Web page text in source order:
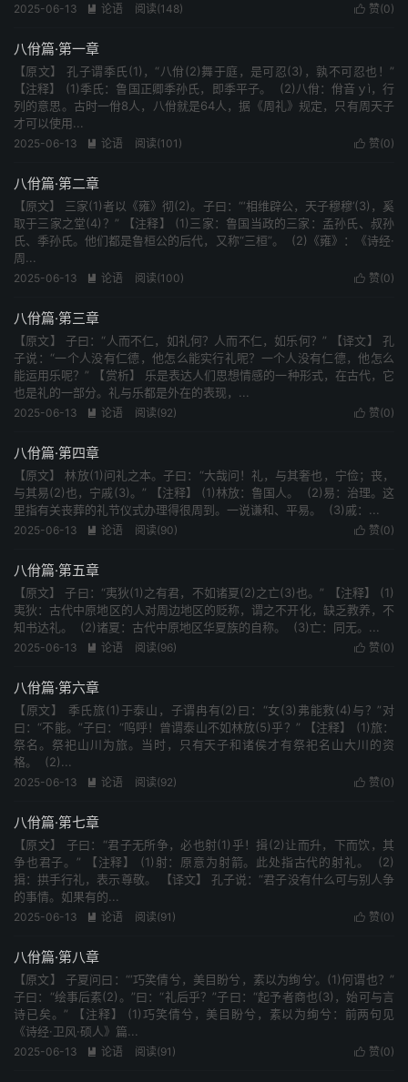
 赞(0)
2025-06-13  论语 阅读(148)
八佾篇·第一章
【原文】 孔子谓季氏(1)，“八佾(2)舞于庭，是可忍(3)，孰不可忍也！”
【注释】 (1)季氏：鲁国正卿季孙氏，即季平子。 (2)八佾：佾音ｙì，行
列的意思。古时一佾8人，八佾就是64人，据《周礼》规定，只有周天子
才可以使用...
 赞(0)
2025-06-13  论语 阅读(101)
八佾篇·第二章
【原文】 三家(1)者以《雍》彻(2)。子曰：“‘相维辟公，天子穆穆’(3)，奚
取于三家之堂(4)？” 【注释】 (1)三家：鲁国当政的三家：孟孙氏、叔孙
氏、季孙氏。他们都是鲁桓公的后代，又称“三桓”。 (2)《雍》：《诗经·
周...
 赞(0)
2025-06-13  论语 阅读(100)
八佾篇·第三章
【原文】 子曰：“人而不仁，如礼何？人而不仁，如乐何？” 【译文】 孔
子说：“一个人没有仁德，他怎么能实行礼呢？一个人没有仁德，他怎么
能运用乐呢？” 【赏析】 乐是表达人们思想情感的一种形式，在古代，它
也是礼的一部分。礼与乐都是外在的表现，...
 赞(0)
2025-06-13  论语 阅读(92)
八佾篇·第四章
【原文】 林放(1)问礼之本。子曰：“大哉问！礼，与其奢也，宁俭；丧，
与其易(2)也，宁戚(3)。” 【注释】 (1)林放：鲁国人。 (2)易：治理。这
里指有关丧葬的礼节仪式办理得很周到。一说谦和、平易。 (3)戚：...
 赞(0)
2025-06-13  论语 阅读(90)
八佾篇·第五章
【原文】 子曰：“夷狄(1)之有君，不如诸夏(2)之亡(3)也。” 【注释】 (1)
夷狄：古代中原地区的人对周边地区的贬称，谓之不开化，缺乏教养，不
知书达礼。 (2)诸夏：古代中原地区华夏族的自称。 (3)亡：同无。...
 赞(0)
2025-06-13  论语 阅读(96)
八佾篇·第六章
【原文】 季氏旅(1)于泰山，子谓冉有(2)曰：“女(3)弗能救(4)与？”对
曰：“不能。”子曰：“呜呼！曾谓泰山不如林放(5)乎？” 【注释】 (1)旅：
祭名。祭祀山川为旅。当时，只有天子和诸侯才有祭祀名山大川的资
格。 (2)...
 赞(0)
2025-06-13  论语 阅读(92)
八佾篇·第七章
【原文】 子曰：“君子无所争，必也射(1)乎！揖(2)让而升，下而饮，其
争也君子。” 【注释】 (1)射：原意为射箭。此处指古代的射礼。 (2)
揖：拱手行礼，表示尊敬。 【译文】 孔子说：“君子没有什么可与别人争
的事情。如果有的...
 赞(0)
2025-06-13  论语 阅读(91)
八佾篇·第八章
【原文】 子夏问曰：“‘巧笑倩兮，美目盼兮，素以为绚兮’。(1)何谓也？”
子曰：“绘事后素(2)。”曰：“礼后乎？”子曰：“起予者商也(3)，始可与言
诗已矣。” 【注释】 (1)巧笑倩兮，美目盼兮，素以为绚兮：前两句见
《诗经·卫风·硕人》篇...
 赞(0)
2025-06-13  论语 阅读(91)